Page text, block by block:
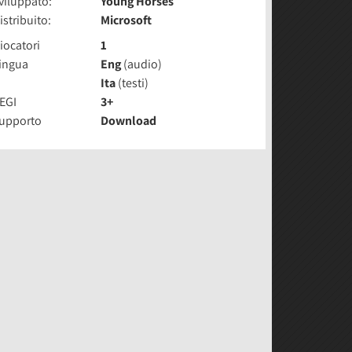
Microsoft
1
Eng(audio)
Ita(testi)
3+
Download